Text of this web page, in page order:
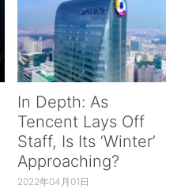
In Depth: As
Tencent Lays Off
Staff, Is Its ‘Winter’
Approaching?
2022年04月01日